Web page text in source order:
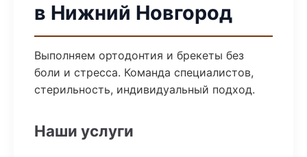
в Нижний Новгород
Выполняем ортодонтия и брекеты без
боли и стресса. Команда специалистов,
стерильность, индивидуальный подход.
Наши услуги